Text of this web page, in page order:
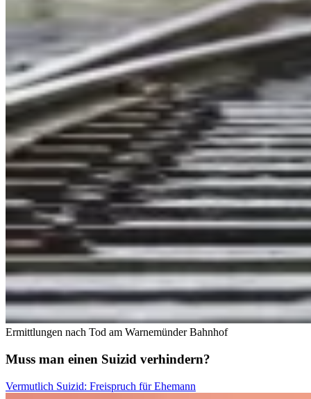
Ermittlungen nach Tod am Warnemünder Bahnhof
Muss man einen Suizid verhindern?
Vermutlich Suizid: Freispruch für Ehemann